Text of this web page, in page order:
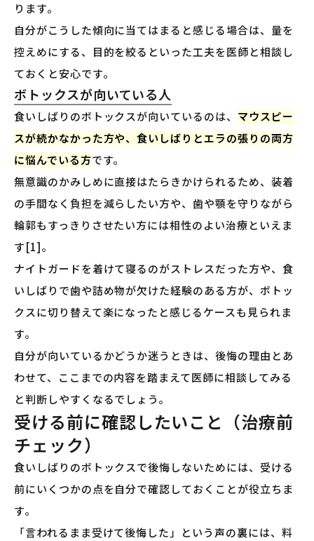
ります。
自分がこうした傾向に当てはまると感じる場合は、量を
控えめにする、目的を絞るといった工夫を医師と相談し
ておくと安心です。
ボトックスが向いている人
食いしばりのボトックスが向いているのは、 マウスピー
スが続かなかった方や、食いしばりとエラの張りの両方
に悩んでいる方です。
無意識のかみしめに直接はたらきかけられるため、装着
の手間なく負担を減らしたい方や、歯や顎を守りながら
輪郭もすっきりさせたい方には相性のよい治療といえま
す[1]。
ナイトガードを着けて寝るのがストレスだった方や、食
いしばりで歯や詰め物が欠けた経験のある方が、ボトッ
クスに切り替えて楽になったと感じるケースも見られま
す。
自分が向いているかどうか迷うときは、後悔の理由とあ
わせて、ここまでの内容を踏まえて医師に相談してみる
と判断しやすくなるでしょう。
受ける前に確認したいこと（治療前
チェック）
食いしばりのボトックスで後悔しないためには、受ける
前にいくつかの点を自分で確認しておくことが役立ちま
す。
「言われるまま受けて後悔した」という声の裏には、料